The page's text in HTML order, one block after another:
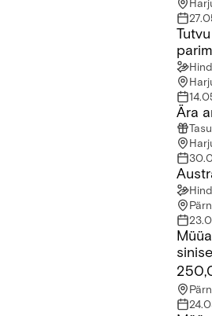
Tutvu oma uue ja koheva parima
Ära
Müüa sõbralikud Briti sinised kassid.